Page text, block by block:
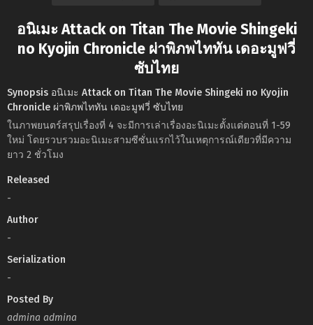
อนิเมะ Attack on Titan The Movie Shingeki
no Kyojin Chronicle ผ่าพิภพไททัน เดอะมูฟวี่
ซับไทย
Synopsis อนิเมะ Attack on Titan The Movie Shingeki no Kyojin
Chronicle ผ่าพิภพไททัน เดอะมูฟวี่ ซับไทย
ในภาพยนตร์สรุปเรื่องที่ 4 จะมีการเล่าเรื่องอะนิเมะตั้งแต่ตอนที่ 1-59
ใหม่ โดยรวบรวมอะนิเมะสามซีซั่นแรกไว้ในเหตุการณ์เดียวที่มีความ
ยาว 2 ชั่วโมง
Released
-
Author
-
Serialization
-
Posted By
admina admina